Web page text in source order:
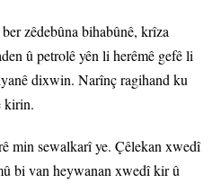
zêdebûna bihabûnê, krîza
û petrolê yên li herêmê gefê li
dixwin. Narînç ragihand ku
kirin.
min sewalkarî ye. Çêlekan xwedî
bi van heywanan xwedî kir û